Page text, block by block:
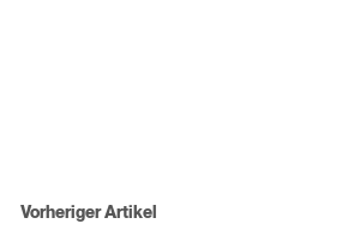
Beitragsnavigation
Vorheriger Artikel